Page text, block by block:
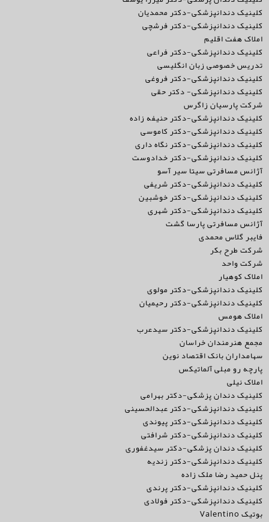
کلینیک دندانپزشکی-دکتر محمدیان
کلینیک دندانپزشکی-دکتر فرشچی
املاک هفت اقلیم
کلینیک دندانپزشکی-دکتر فراعی
تدریس خصوصی زبان انگلیسی
کلینیک دندانپزشکی-دکتر فروغی
کلینیک دندانپزشکی- دکتر حقی
شرکت پارسیان زاگرس
کلینیک دندانپزشکی-دکتر حنیفه زاده
کلینیک دندانپزشکی-دکتر کاموسی
کلینیک دندانپزشکی-دکتر نگاه داری
کلینیک دندانپزشکی-دکتر خدادوست
آژانس مسافرتی سیتا سیر آسو
کلینیک دندانپزشکی-دکتر شریفی
کلینیک دندانپزشکی-دکتر خوشبین
کلینیک دندانپزشکی-دکتر شهری
آژانس مسافرتی پارسا گشت
فایبر گلاس محمدی
شرکت طرح بکر
شرکت واحد
املاک کوهیار
کلینیک دندانپزشکی-دکتر مولوی
کلینیک دندانپزشکی-دکتر رحیمیان
املاک هومس
کلینیک دندانپزشکی-دکتر سیدعرب
مجمع هنرمندان خراسان
سهامداران بانک اقتصاد نوین
پارچه رو مبلی آلماتیکس
املاک نیلی
کلینیک دندان پزشکی-دکتر بهرامی
کلینیک دندانپزشکی-دکتر عبدالحسینی
کلینیک دندانپزشکی-دکتر پیوندی
کلینیک دندانپزشکی-دکتر شرافتی
کلینیک دندان پزشکی-دکتر سیدغفوری
کلینیک دندانپزشکی-دکتر زندیه
پنل حمید رضا ملک زاده
کلینیک دندانپزشکی-دکتر پرندی
کلینیک دندانپزشکی-دکتر فولادی
بوتیک Valentino